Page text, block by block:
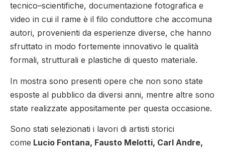
tecnico–scientifiche, documentazione fotografica e
video in cui il rame è il filo conduttore che accomuna
autori, provenienti da esperienze diverse, che hanno
sfruttato in modo fortemente innovativo le qualità
formali, strutturali e plastiche di questo materiale.
In mostra sono presenti opere che non sono state
esposte al pubblico da diversi anni, mentre altre sono
state realizzate appositamente per questa occasione.
Sono stati selezionati i lavori di artisti storici
come Lucio Fontana, Fausto Melotti, Carl Andre,